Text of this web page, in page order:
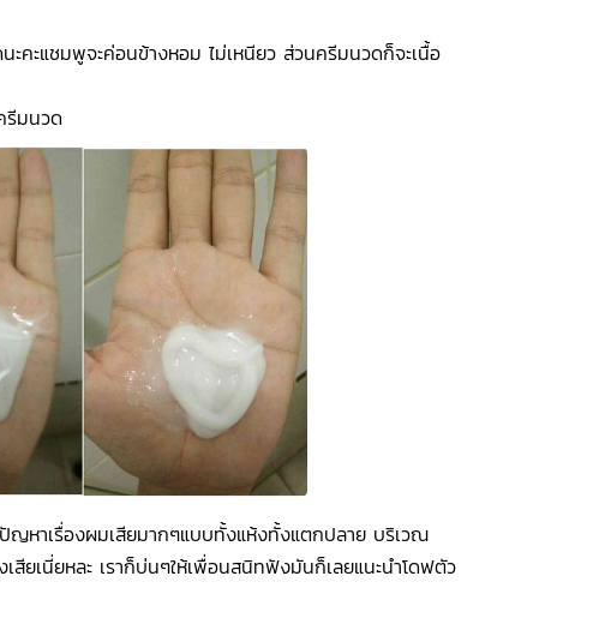
คะแชมพูจะค่อนข้างหอม ไม่เหนียว ส่วนครีมนวดก็จะเนื้อ
ด
ปัญหาเรื่องผมเสียมากๆแบบทั้งแห้งทั้งแตกปลาย บริเวณ
สียเนี่ยหละ เราก็บ่นๆให้เพื่อนสนิทฟังมันก็เลยแนะนำโดฟตัว